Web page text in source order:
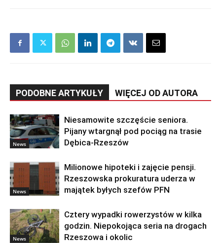
PODOBNE ARTYKUŁY WIĘCEJ OD AUTORA
News
Niesamowite szczęście seniora.
Pijany wtargnął pod pociąg na trasie
Dębica-Rzeszów
News
Milionowe hipoteki i zajęcie pensji.
Rzeszowska prokuratura uderza w
majątek byłych szefów PFN
News
Cztery wypadki rowerzystów w kilka
godzin. Niepokojąca seria na drogach
Rzeszowa i okolic